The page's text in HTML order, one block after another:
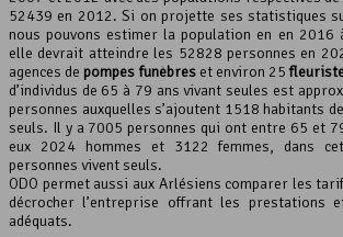
52439 en 2012. Si on projette ses statistiques
nous pouvons estimer la population en en
elle devrait atteindre les 52828 personnes en
agences de pompes funèbreset environ 25
d’individus de 65 à 79 ans vivant seules est
personnes auxquelles s’ajoutent 1518 habitants
seuls. Il y a 7005 personnes qui ont entre 65 et
eux 2024 hommes et 3122 femmes, dans
personnes vivent seuls.
ODO permet aussi aux Arlésiens comparer les
décrocher l’entreprise offrant les prestations
adéquats.